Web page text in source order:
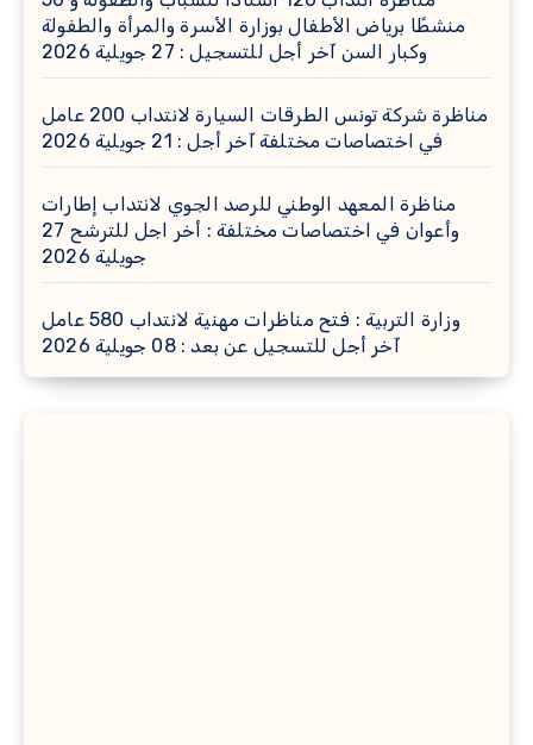
منشطًا برياض الأطفال بوزارة الأسرة والمرأة والطفولة
وكبار السن آخر أجل للتسجيل : 27 جويلية 2026
مناظرة شركة تونس الطرقات السيارة لانتداب 200 عامل
في اختصاصات مختلفة آخر أجل : 21 جويلية 2026
مناظرة المعهد الوطني للرصد الجوي لانتداب إطارات
وأعوان في اختصاصات مختلفة : أخر اجل للترشح 27
جويلية 2026
وزارة التربية : فتح مناظرات مهنية لانتداب 580 عامل
آخر أجل للتسجيل عن بعد : 08 جويلية 2026